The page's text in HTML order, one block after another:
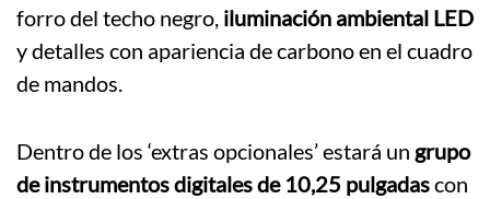
forro del techo negro, iluminación ambiental LED
y detalles con apariencia de carbono en el cuadro
de mandos.
Dentro de los ‘extras opcionales’ estará un grupo
de instrumentos digitales de 10,25 pulgadascon